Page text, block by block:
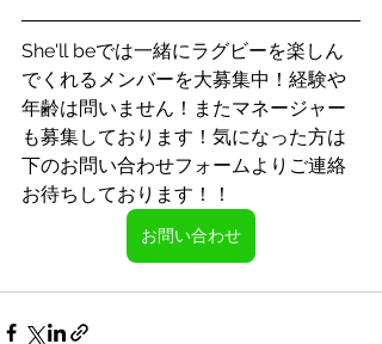
She'll beでは一緒にラグビーを楽しん
でくれるメンバーを大募集中！経験や
年齢は問いません！またマネージャー
も募集しております！気になった方は
下のお問い合わせフォームよりご連絡
お待ちしております！！
お問い合わせ